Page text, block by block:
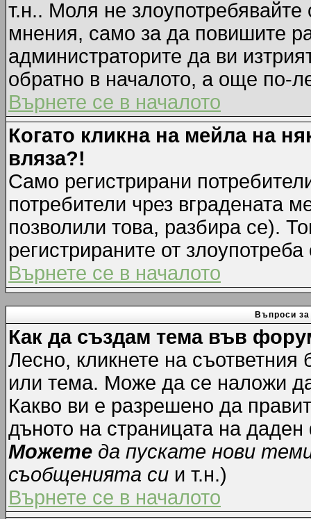
т.н.. Моля не
мнения, само за да повишите
администраторите да ви
обратно в началото, а още по-
Върнете се в началото
Когато кликна на мейла на
вляза?!
Само регистрирани
потребители чрез вградената
позволили това, разбира се).
регистрираните от
Върнете се в началото
Въпроси
Как да създам тема във
Лесно, кликнете на
или тема. Може да се наложи
Какво ви е разрешено да
дъното на страницата на
Можете да пускате нови
съобщенията си и т.н.)
Върнете се в началото